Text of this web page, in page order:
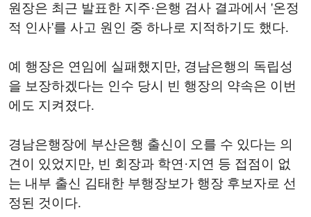
원장은 최근 발표한 지주·은행 검사 결과에서 '온정
적 인사'를 사고 원인 중 하나로 지적하기도 했다.
예 행장은 연임에 실패했지만, 경남은행의 독립성
을 보장하겠다는 인수 당시 빈 행장의 약속은 이번
에도 지켜졌다.
경남은행장에 부산은행 출신이 오를 수 있다는 의
견이 있었지만, 빈 회장과 학연·지연 등 접점이 없
는 내부 출신 김태한 부행장보가 행장 후보자로 선
정된 것이다.